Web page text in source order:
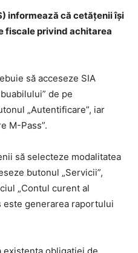
informează că cetățenii își
fiscale privind achitarea
să acceseze SIA
de pe
„Autentificare”, iar
M-Pass”.
să selecteze modalitatea
butonul „Servicii”,
„Contul curent al
este generarea raportului